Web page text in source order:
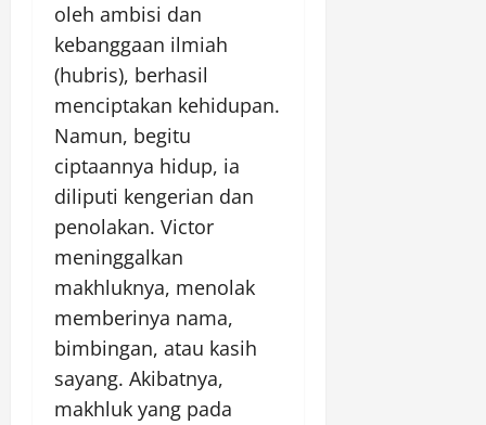
oleh ambisi dan
kebanggaan ilmiah
(hubris), berhasil
menciptakan kehidupan.
Namun, begitu
ciptaannya hidup, ia
diliputi kengerian dan
penolakan. Victor
meninggalkan
makhluknya, menolak
memberinya nama,
bimbingan, atau kasih
sayang. Akibatnya,
makhluk yang pada